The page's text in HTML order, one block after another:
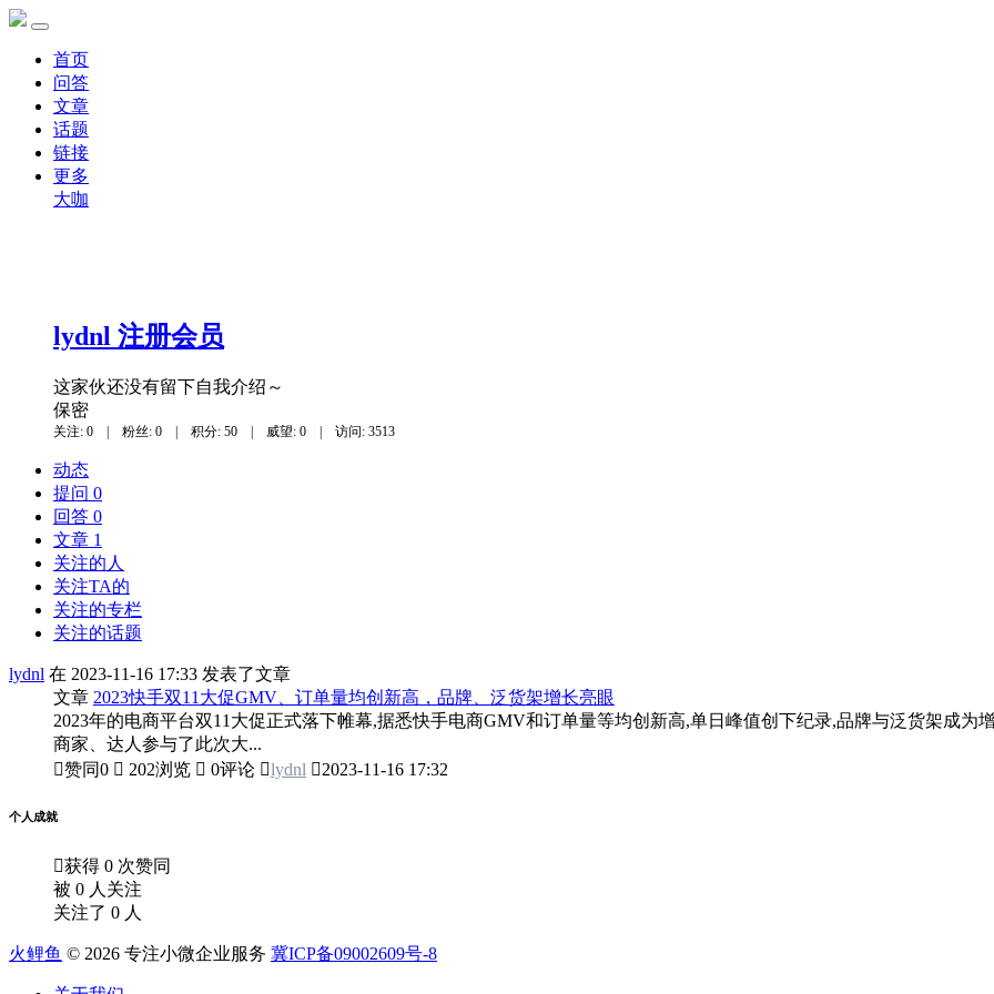
首页
问答
文章
话题
链接
更多
大咖
lydnl 注册会员
这家伙还没有留下自我介绍～
保密
关注: 0 | 粉丝: 0 | 积分: 50 | 威望: 0 | 访问: 3513
动态
提问 0
回答 0
文章 1
关注的人
关注TA的
关注的专栏
关注的话题
lydnl 在 2023-11-16 17:33 发表了文章
文章 2023快手双11大促GMV、订单量均创新高，品牌、泛货架增长亮眼
2023年的电商平台双11大促正式落下帷幕,据悉快手电商GMV和订单量等均创新高,单日峰值创下纪录,品牌与泛货架成为
商家、达人参与了此次大...
赞同0  202浏览  0评论 lydnl 2023-11-16 17:32
个人成就
获得 0 次赞同
被 0 人关注
关注了 0 人
火鲤鱼 © 2026 专注小微企业服务 冀ICP备09002609号-8